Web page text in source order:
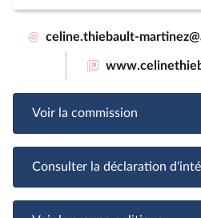
@ celine.thiebault-
Voir la commission
Consulter la déclaration